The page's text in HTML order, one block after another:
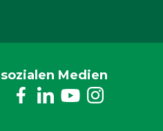
Medien